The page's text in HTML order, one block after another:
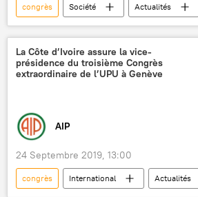
congrès Société
Actualités
Boris Johnson
Parti conservateur (Royaume-Uni)
Parti travailliste (Royaume-Uni)
crise politique
ambassade de Russie au Royaume-Uni
La Côte d’Ivoire assure la vice-
présidence du troisième Congrès
extraordinaire de l’UPU à Genève
AIP
24 Septembre 2019, 13:00
congrès International
Actualités